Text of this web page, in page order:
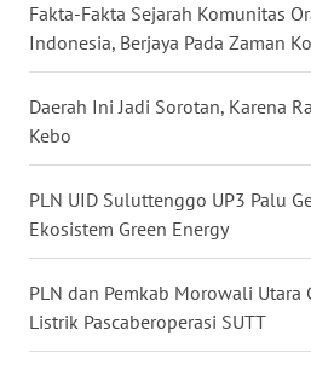
Fakta-Fakta Sejarah Komunitas
Indonesia, Berjaya Pada Zaman
Daerah Ini Jadi Sorotan, Karena
Kebo
PLN UID Suluttenggo UP3 Palu
Ekosistem Green Energy
PLN dan Pemkab Morowali Utara
Listrik Pascaberoperasi SUTT
WN
BABEL
WN
SUMBAR
WN
SUMSEL
WN
BENGKULU